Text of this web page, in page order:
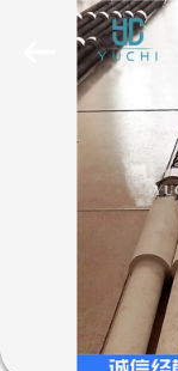
INICIO